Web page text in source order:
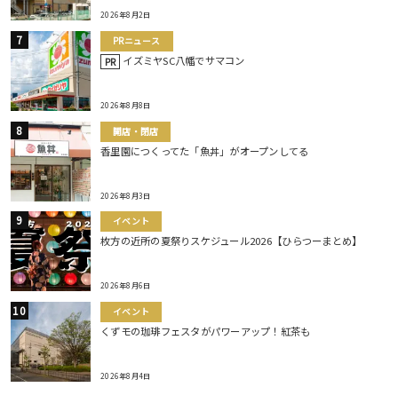
2026年8月2日
PRニュース
PR イズミヤSC八幡でサマコン
2026年8月8日
開店・閉店
香里園につくってた「魚丼」がオープンしてる
2026年8月3日
イベント
枚方の近所の夏祭りスケジュール2026【ひらつーまとめ】
2026年8月6日
イベント
くずモの珈琲フェスタがパワーアップ！紅茶も
2026年8月4日